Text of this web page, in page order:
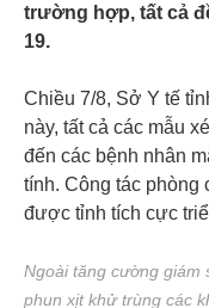
trường hợp, tất cả
19.
Chiều 7/8, Sở Y tế
này, tất cả các mẫu
đến các bệnh nhân
tính. Công tác phòng
được tỉnh tích cực
Ngoài tăng cường giám
phun xịt khử trùng các